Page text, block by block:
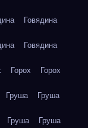
Говядина
Говядина
Горох Горох
Груша Груша
Груша Груша